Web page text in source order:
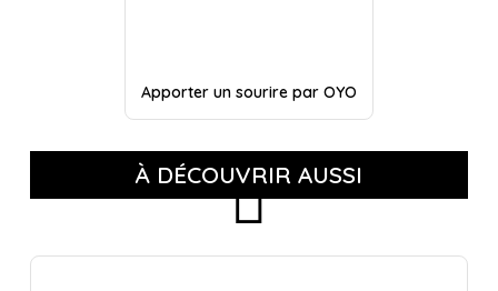
Apporter un sourire par OYO
À DÉCOUVRIR AUSSI